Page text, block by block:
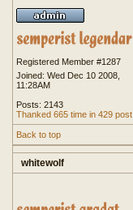
Registered Member #1287
Joined: Wed Dec 10 2008,
11:28AM
Posts: 2143
Thanked 665 time in 429 post
Back to top
whitewolf